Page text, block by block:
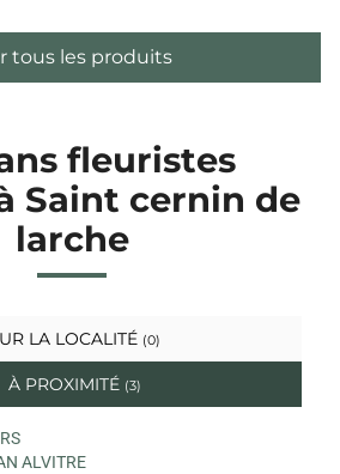
tous les produits
fleuristes
Saint cernin de
larche
LA LOCALITÉ (0)
À PROXIMITÉ (3)
ALVITRE